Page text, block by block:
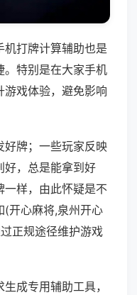
机打牌计算辅助也是
。特别是在大家手机
戏体验，避免影响
好牌；一些玩家反映
好，总是能拿到好
一样，由此怀疑是不
(开心麻将,泉州开心
正规途径维护游戏
成专用辅助工具，